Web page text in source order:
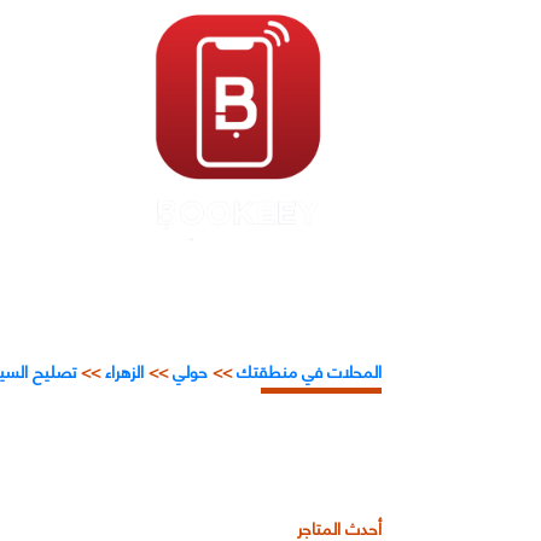
المحلات في منطقتك>>حولي>>الزهراء>>تصليح
أحدث المتاجر